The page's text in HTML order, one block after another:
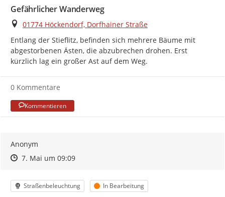
Gefährlicher Wanderweg
Ort
01774 Höckendorf, Dorfhainer Straße
Entlang der Stieflitz, befinden sich mehrere Bäume mit
abgestorbenen Ästen, die abzubrechen drohen. Erst
kürzlich lag ein großer Ast auf dem Weg.
0 Kommentare
Kommentieren
Anonym
Zeitpunkt des Erstellens
Zeitpunkt des Erstellens
7. Mai um 09:09Zur Äußerung
Kategorie
Straßenbeleuchtung Status
In Bearbeitung